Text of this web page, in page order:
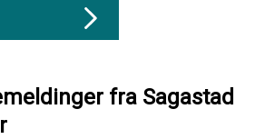
fra Sagastad